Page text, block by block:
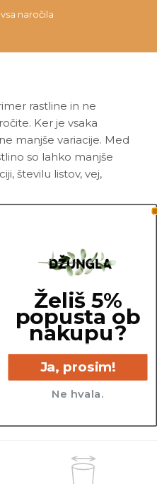
naročila
rastline in ne
Ker je vsaka
manjše variacije. Med
so lahko manjše
številu listov, vej,
skrbno
da gredo na pot
izdelku na fotografiji.
sadilnih
v ceno.
prijazne za
dostopnih spletnih
lahko še vedno
živali, zato se pred
Želiš 5%
popusta ob
nakupu?
Ja, prosim!
Ne hvala.